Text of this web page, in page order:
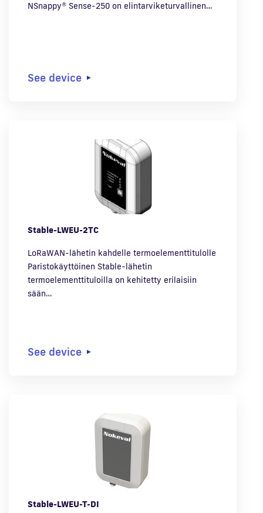
NSnappy® Sense-250 on elintarviketurvallinen…
See device
Stable-LWEU-2TC
LoRaWAN-lähetin kahdelle termoelementtitulolle
Paristokäyttöinen Stable-lähetin
termoelementtituloilla on kehitetty erilaisiin
sään…
See device
Stable-LWEU-T-DI